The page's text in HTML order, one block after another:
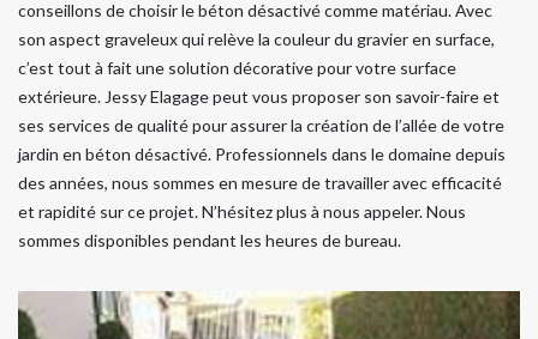
conseillons de choisir le béton désactivé comme matériau. Avec
son aspect graveleux qui relève la couleur du gravier en surface,
c’est tout à fait une solution décorative pour votre surface
extérieure. Jessy Elagage peut vous proposer son savoir-faire et
ses services de qualité pour assurer la création de l’allée de votre
jardin en béton désactivé. Professionnels dans le domaine depuis
des années, nous sommes en mesure de travailler avec efficacité
et rapidité sur ce projet. N’hésitez plus à nous appeler. Nous
sommes disponibles pendant les heures de bureau.